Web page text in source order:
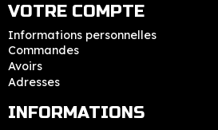
VOTRE COMPTE
Informations personnelles
Commandes
Avoirs
Adresses
INFORMATIONS